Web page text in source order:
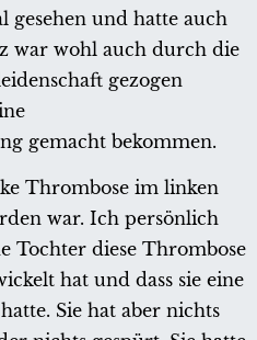
gesehen und hatte auch
war wohl auch durch die
gezogen
gemacht bekommen.
Thrombose im linken
war. Ich persönlich
Tochter diese Thrombose
hat und dass sie eine
Sie hat aber nichts